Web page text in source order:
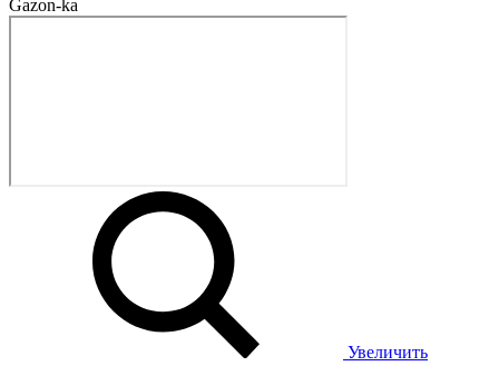
Увеличить